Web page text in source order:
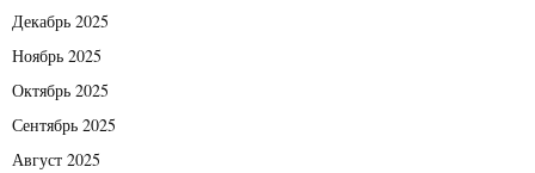
Декабрь 2025
Ноябрь 2025
Октябрь 2025
Сентябрь 2025
Август 2025